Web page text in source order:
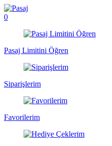
0
Pasaj Limitini Öğren
Siparişlerim
Favorilerim